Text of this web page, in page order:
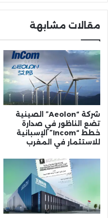
مقالات مشابهة
شركة “Aeolon” الصينية
تضع الناظور في صدارة
خطط “Incom” الإسبانية
للاستثمار في المغرب